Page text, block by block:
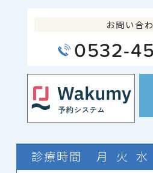
お問い合
0532-
診療時間 月 火 水